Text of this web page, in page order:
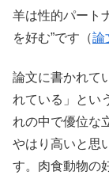
羊は性的パート
を好む”です（論
論文に書かれて
れている」とい
れの中で優位な
やはり高いと思
す。肉食動物の